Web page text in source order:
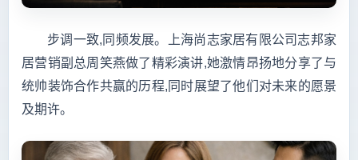
步调一致,同频发展。上海尚志家居有限公司志邦家
居营销副总周笑燕做了精彩演讲,她激情昂扬地分享了与
统帅装饰合作共赢的历程,同时展望了他们对未来的愿景
及期许。